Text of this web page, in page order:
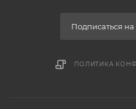
Подписаться
ПОЛИТИКА